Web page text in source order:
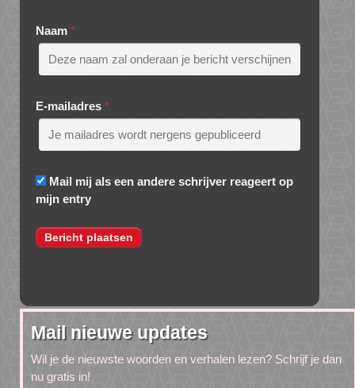
Naam *
E-mailadres *
Mail mij als een andere schrijver reageert op
mijn entry
Mail nieuwe updates
Wil je de nieuwste woorden en verhalen lezen? Schrijf je dan
nu gratis in!